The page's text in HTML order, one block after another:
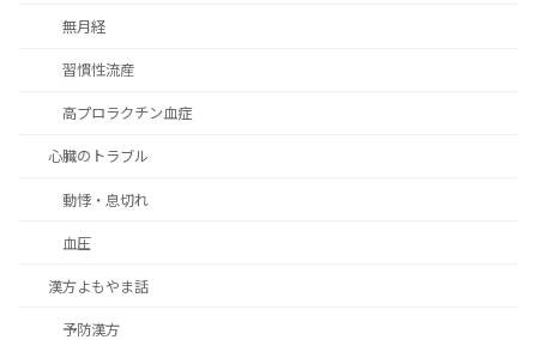
無月経
習慣性流産
高プロラクチン血症
心臓のトラブル
動悸・息切れ
血圧
漢方よもやま話
予防漢方